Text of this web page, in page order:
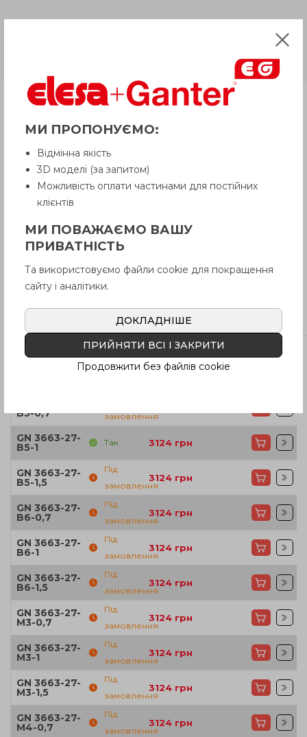
Алюміній, чорний колір,
сталева втулка або стрижень з
Продукція
Опис
Питання про продукцію
Відгуки
B5-0,7
замовлення
GN 3663-27-
B5-1 Так 3124 грн
GN 3663-27-
B5-1,5
Під
замовлення
3124 грн
GN 3663-27-
B6-0,7
Під
замовлення
3124 грн
GN 3663-27-
B6-1
Під
замовлення
3124 грн
GN 3663-27-
B6-1,5
Під
замовлення
3124 грн
GN 3663-27-
M3-0,7
Під
замовлення
3124 грн
GN 3663-27-
M3-1
Під
замовлення
3124 грн
GN 3663-27-
M3-1,5
Під
замовлення
3124 грн
GN 3663-27-
M4-0,7
Під
замовлення
3124 грн
МИ ПРОПОНУЄМО:
Відмінна якість
3D моделі (за запитом)
Можливість оплати частинами для постійних
клієнтів
МИ ПОВАЖАЄМО ВАШУ
ПРИВАТНІСТЬ
Та використовуємо файли cookie для покращення
сайту і аналітики.
ДОКЛАДНІШЕ
ПРИЙНЯТИ ВСІ І ЗАКРИТИ
Продовжити без файлів cookie